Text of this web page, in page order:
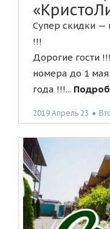
Супер скидки —
!!!
Дорогие гости
номера до 1
года !!!...
2019 Апрель 23 ●